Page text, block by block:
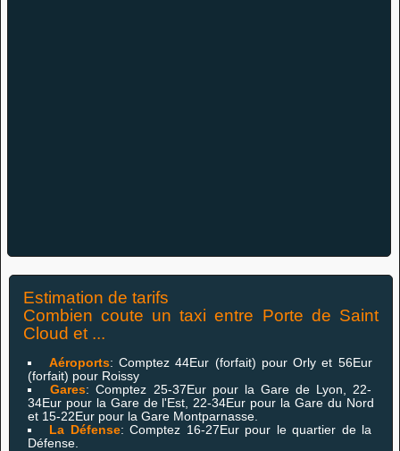
Estimation de tarifs
Combien coute un taxi entre Porte de Saint
Cloud et ...
Aéroports: Comptez 44Eur (forfait) pour Orly et 56Eur
(forfait) pour Roissy
Gares: Comptez 25-37Eur pour la Gare de Lyon, 22-
34Eur pour la Gare de l'Est, 22-34Eur pour la Gare du Nord
et 15-22Eur pour la Gare Montparnasse.
La Défense: Comptez 16-27Eur pour le quartier de la
Défense.